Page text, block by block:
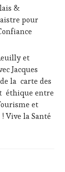
&
pour
et
Jacques
la carte des
éthique entre
et
Vive la Santé
d’envoi vers